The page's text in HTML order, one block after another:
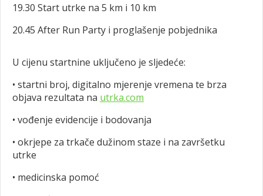
19.30 Start utrke na 5 km i 10 km
20.45 After Run Party i proglašenje pobjednika
U cijenu startnine uključeno je sljedeće:
• startni broj, digitalno mjerenje vremena te brza
objava rezultata na utrka.com
• vođenje evidencije i bodovanja
• okrjepe za trkače dužinom staze i na završetku
utrke
• medicinska pomoć